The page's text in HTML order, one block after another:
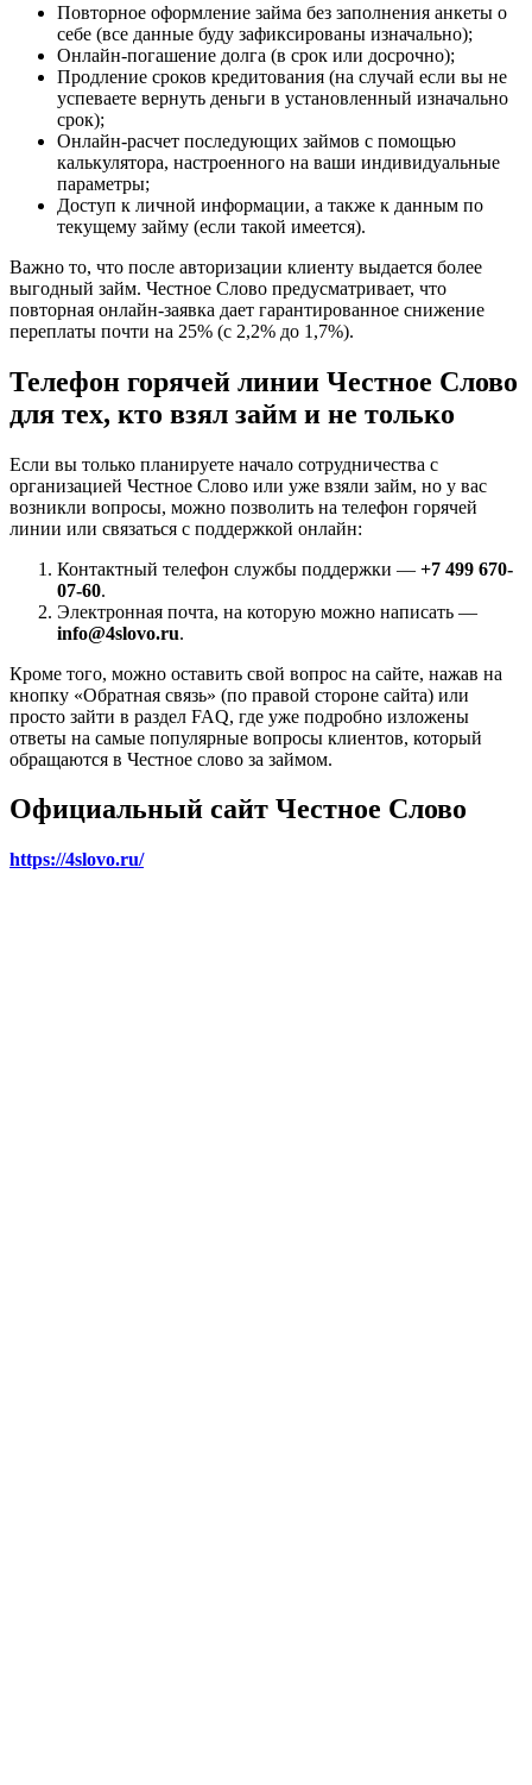
Повторное оформление займа без заполнения анкеты о
себе (все данные буду зафиксированы изначально);
Онлайн-погашение долга (в срок или досрочно);
Продление сроков кредитования (на случай если вы не
успеваете вернуть деньги в установленный изначально
срок);
Онлайн-расчет последующих займов с помощью
калькулятора, настроенного на ваши индивидуальные
параметры;
Доступ к личной информации, а также к данным по
текущему займу (если такой имеется).
Важно то, что после авторизации клиенту выдается более
выгодный займ. Честное Слово предусматривает, что
повторная онлайн-заявка дает гарантированное снижение
переплаты почти на 25% (с 2,2% до 1,7%).
Телефон горячей линии Честное Слово
для тех, кто взял займ и не только
Если вы только планируете начало сотрудничества с
организацией Честное Слово или уже взяли займ, но у вас
возникли вопросы, можно позволить на телефон горячей
линии или связаться с поддержкой онлайн:
Контактный телефон службы поддержки — +7 499 670-
07-60.
Электронная почта, на которую можно написать —
info@4slovo.ru.
Кроме того, можно оставить свой вопрос на сайте, нажав на
кнопку «Обратная связь» (по правой стороне сайта) или
просто зайти в раздел FAQ, где уже подробно изложены
ответы на самые популярные вопросы клиентов, который
обращаются в Честное слово за займом.
Официальный сайт Честное Слово
https://4slovo.ru/